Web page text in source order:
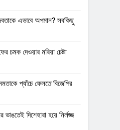
এভাবে অপমান? সবকিছু
চমক দেওয়ার মরিয়া চেষ্টা
প্যাঁচে ফেলতে বিজেপির
দিশেহারা হয়ে নির্লজ্জ